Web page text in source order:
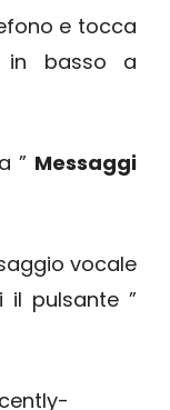
e tocca
in basso a
” Messaggi
vocale
il pulsante ”